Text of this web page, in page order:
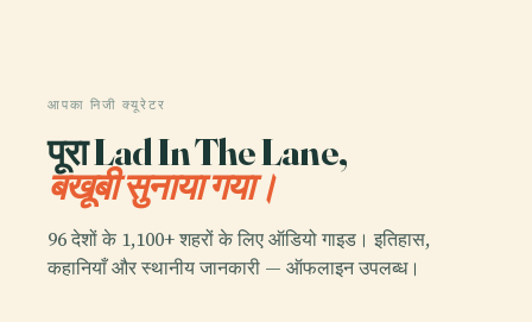
आपका निजी क्यूरेटर
पूरा Lad In The Lane,
बखूबी सुनाया गया।
96 देशों के 1,100+ शहरों के लिए ऑडियो गाइड। इतिहास,
कहानियाँ और स्थानीय जानकारी — ऑफलाइन उपलब्ध।